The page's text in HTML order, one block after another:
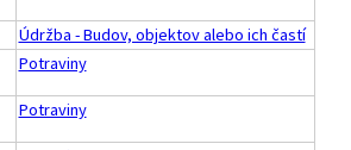
Údržba - Budov, objektov alebo ich častí
Potraviny
Potraviny